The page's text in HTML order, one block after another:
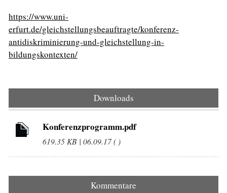
https://www.uni-
erfurt.de/gleichstellungsbeauftragte/konferenz-
antidiskriminierung-und-gleichstellung-in-
bildungskontexten/
Downloads
Konferenzprogramm.pdf
619.35 KB | 06.09.17 ( )
Kommentare